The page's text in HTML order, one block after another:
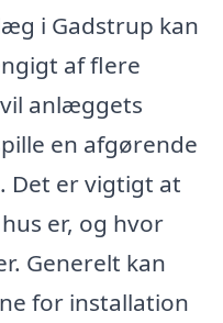
i Gadstrup kan
af flere
anlæggets
en afgørende
Det er vigtigt at
er, og hvor
Generelt kan
for installation